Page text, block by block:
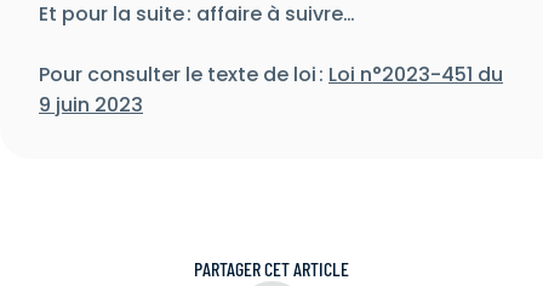
Et pour la suite : affaire à suivre…
Pour consulter le texte de loi : Loi n°2023-451 du
9 juin 2023
PARTAGER CET ARTICLE